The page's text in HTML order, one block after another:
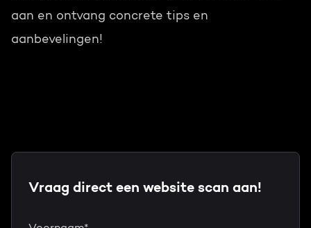
aan en ontvang concrete tips en
aanbevelingen!
Vraag direct een website scan aan!